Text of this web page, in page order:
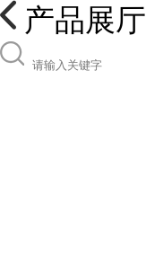
产品展厅